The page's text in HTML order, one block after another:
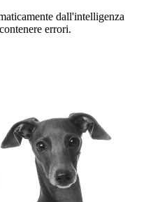
dall'intelligenza
errori.